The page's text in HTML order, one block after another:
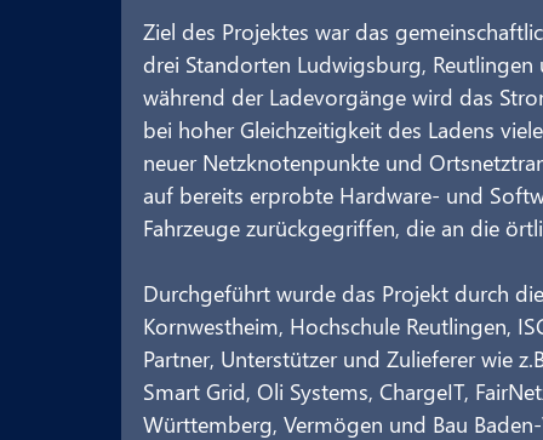
Ziel des Projektes war das
drei Standorten Ludwigsburg,
während der Ladevorgänge wird das
bei hoher Gleichzeitigkeit des Ladens
neuer Netzknotenpunkte und
auf bereits erprobte Hardware- und
Fahrzeuge zurückgegriffen, die an die
Durchgeführt wurde das Projekt durch
Kornwestheim, Hochschule Reutlingen,
Partner, Unterstützer und Zulieferer wie
Smart Grid, Oli Systems, ChargeIT,
Württemberg, Vermögen und Bau